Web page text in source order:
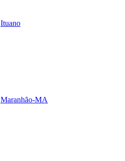
Ituano
Maranhão-MA